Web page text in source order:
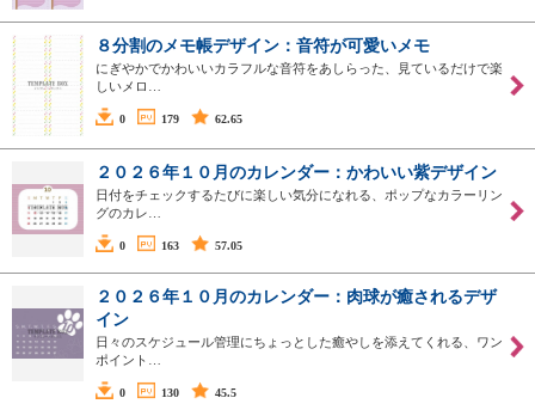
８分割のメモ帳デザイン：音符が可愛いメモ
にぎやかでかわいいカラフルな音符をあしらった、見ているだけで楽
しいメロ…
0 179 62.65
２０２６年１０月のカレンダー：かわいい紫デザイン
日付をチェックするたびに楽しい気分になれる、ポップなカラーリン
グのカレ…
0 163 57.05
２０２６年１０月のカレンダー：肉球が癒されるデザ
イン
日々のスケジュール管理にちょっとした癒やしを添えてくれる、ワン
ポイント…
0 130 45.5